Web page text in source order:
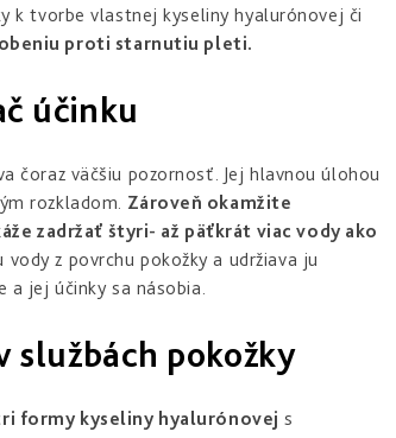
k tvorbe vlastnej kyseliny hyalurónovej či
proti starnutiu pleti.
účinku
čoraz väčšiu pozornosť. Jej hlavnou úlohou
rozkladom. Zároveň okamžite
zadržať štyri- až päťkrát viac vody ako
z povrchu pokožky a udržiava ju
a jej účinky sa násobia.
službách pokožky
formy kyseliny hyalurónovej s